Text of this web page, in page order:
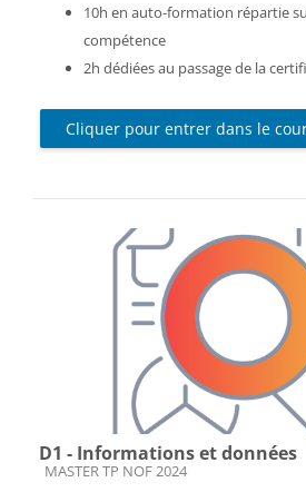
10h en auto-formation répartie
compétence
2h dédiées au passage de la
Cliquer pour entrer dans le
D1 - Informations et données
Catégorie de cours
MASTER TP NOF 2024